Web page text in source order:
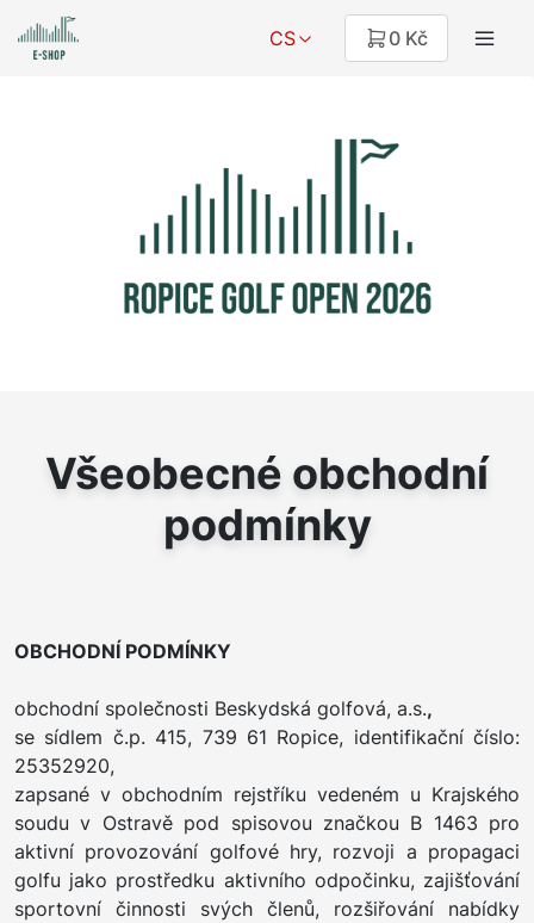
CS 0 Kč
Všeobecné obchodní
podmínky
OBCHODNÍ PODMÍNKY
obchodní společnosti Beskydská golfová, a.s.,
se sídlem č.p. 415, 739 61 Ropice, identifikační číslo:
25352920,
zapsané v obchodním rejstříku vedeném u Krajského
soudu v Ostravě pod spisovou značkou B 1463 pro
aktivní provozování golfové hry, rozvoji a propagaci
golfu jako prostředku aktivního odpočinku, zajišťování
sportovní činnosti svých členů, rozšiřování nabídky